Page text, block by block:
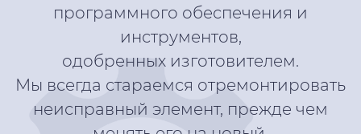
программного обеспечения и
инструментов,
одобренных изготовителем.
Мы всегда стараемся отремонтировать
неисправный элемент, прежде чем